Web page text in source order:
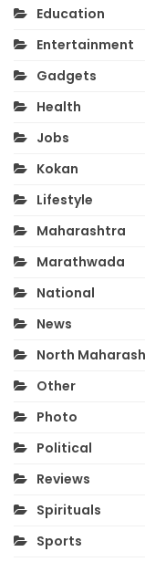
Education
Entertainment
Gadgets
Health
Jobs
Kokan
Lifestyle
Maharashtra
Marathwada
National
News
North
Other
Photo
Political
Reviews
Spirituals
Sports